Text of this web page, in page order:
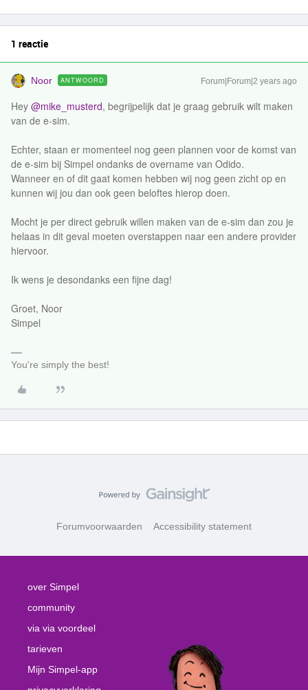
1 reactie
Noor ANTWOORD Forum|Forum|2 years ago
Hey @mike_musterd, begrijpelijk dat je graag gebruik wilt maken
van de e-sim.
Echter, staan er momenteel nog geen plannen voor de komst van
de e-sim bij Simpel ondanks de overname van Odido.
Wanneer en of dit gaat komen hebben wij nog geen zicht op en
kunnen wij jou dan ook geen beloftes hierop doen.
Mocht je per direct gebruik willen maken van de e-sim dan zou je
helaas in dit geval moeten overstappen naar een andere provider
hiervoor.
Ik wens je desondanks een fijne dag!
Groet, Noor
Simpel
You're simply the best!
Forumvoorwaarden Accessibility statement
over Simpel
community
via via voordeel
tarieven
Mijn Simpel-app